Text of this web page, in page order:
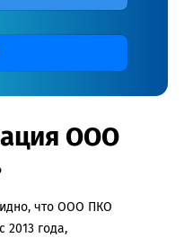
ООО
что ООО ПКО
2013 года,